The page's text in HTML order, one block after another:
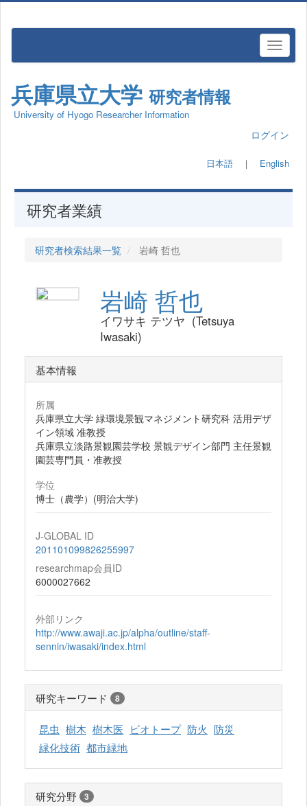
兵庫県立大学 研究者情報
University of Hyogo Researcher Information
ログイン
日本語 ｜ English
研究者業績
研究者検索結果一覧 岩崎 哲也
岩崎 哲也
イワサキ テツヤ (Tetsuya
Iwasaki)
基本情報
所属
兵庫県立大学 緑環境景観マネジメント研究科 活用デザ
イン領域 准教授
兵庫県立淡路景観園芸学校 景観デザイン部門 主任景観
園芸専門員・准教授
学位
博士（農学）(明治大学)
J-GLOBAL ID
201101099826255997
researchmap会員ID
6000027662
外部リンク
http://www.awaji.ac.jp/alpha/outline/staff-
sennin/iwasaki/index.html
研究キーワード 8
昆虫 樹木 樹木医 ビオトープ 防火 防災
緑化技術 都市緑地
研究分野 3